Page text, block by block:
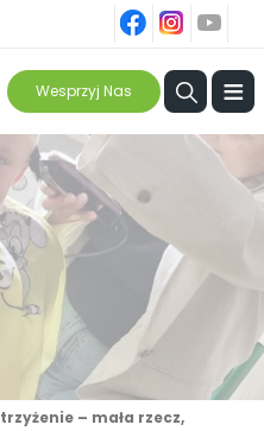
ins
Wesprzyj Nas ≡
– mała rzecz,